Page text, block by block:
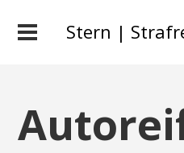
Stern |